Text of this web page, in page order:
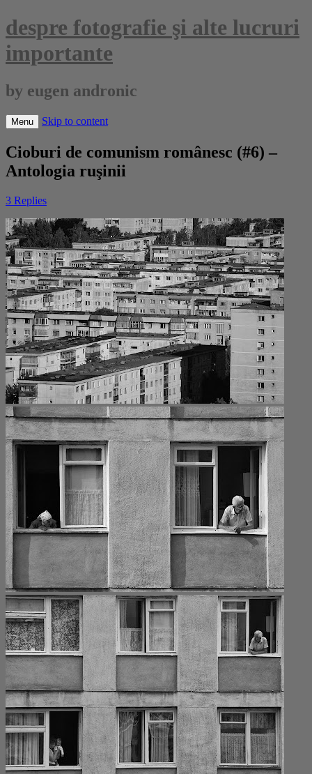
despre fotografie şi alte lucruri
importante
by eugen andronic
Menu Skip to content
Cioburi de comunism românesc (#6) –
Antologia ruşinii
3 Replies